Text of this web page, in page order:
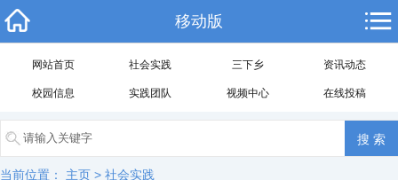
移动版
网站首页 社会实践 三下乡 资讯动态
校园信息 实践团队 视频中心 在线投稿
当前位置： 主页 > 社会实践